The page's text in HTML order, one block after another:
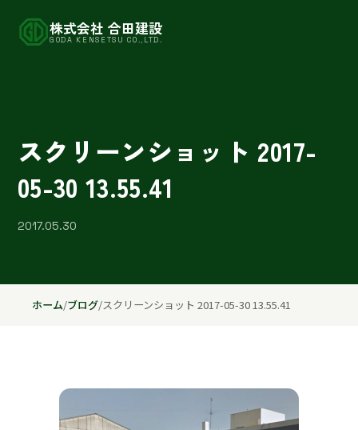
株式会社 合田建設
GODA KENSETSU CO.,LTD.
スクリーンショット 2017-
05-30 13.55.41
2017.05.30
ホーム/ブログ/スクリーンショット 2017-05-30 13.55.41